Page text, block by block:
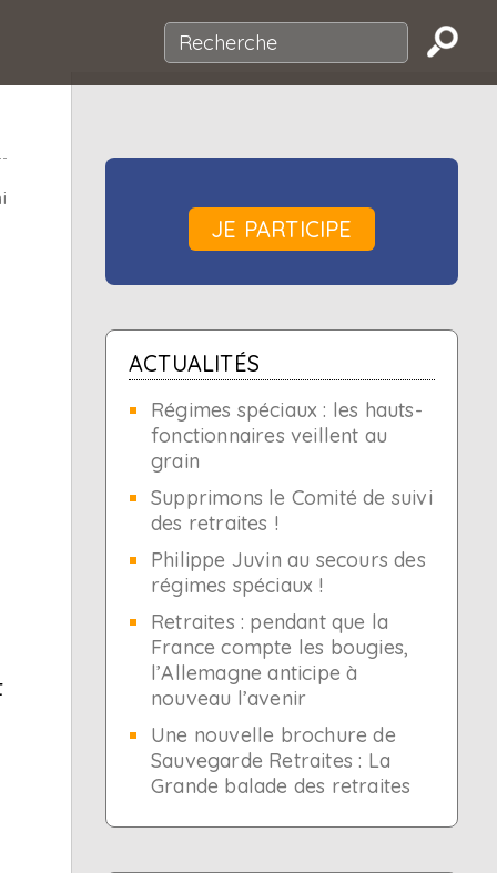
JE PARTICIPE
ACTUALITÉS
Régimes spéciaux : les hauts-
fonctionnaires veillent au
grain
Supprimons le Comité de suivi
des retraites !
Philippe Juvin au secours des
régimes spéciaux !
Retraites : pendant que la
France compte les bougies,
l’Allemagne anticipe à
nouveau l’avenir
Une nouvelle brochure de
Sauvegarde Retraites : La
Grande balade des retraites